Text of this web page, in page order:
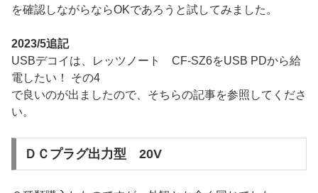
を確認しながらならOKであろうと試してみました。
2023/5追記
USBデコイは、レッツノート CF-SZ6をUSB PDから給
電したい！ その4
で良いのが出ましたので、そちらの記事を参照してくださ
い。
ＤＣプラグ出力型 20V